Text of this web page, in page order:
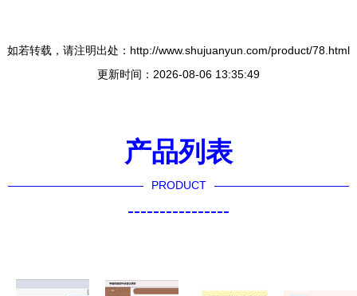
如若转载，请注明出处：http://www.shujuanyun.com/product/78.html
更新时间：2026-08-06 13:35:49
产品列表
PRODUCT
----------------